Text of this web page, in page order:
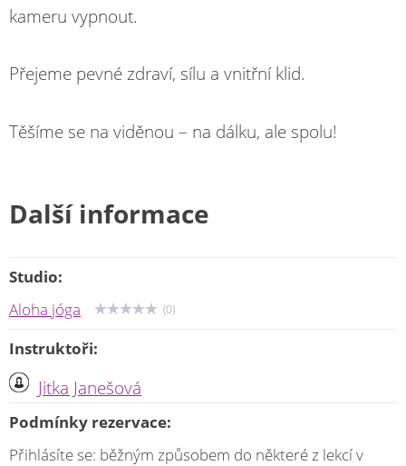
kameru vypnout.
​Přejeme pevné zdraví, sílu a vnitřní klid.
Těšíme se na viděnou – na dálku, ale spolu!
Další informace
Studio:
Aloha jóga
(0)
Instruktoři:
Jitka Janešová
Podmínky rezervace:
Přihlásíte se: běžným způsobem do některé z lekcí v